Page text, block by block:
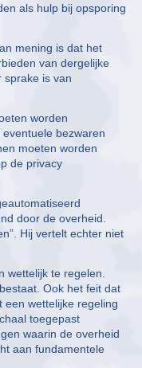
als hulp bij opsporing
mening is dat het
van dergelijke
sprake is van
worden
bezwaren
moeten worden
de privacy
door de overheid.
Hij vertelt echter niet
wettelijk te regelen.
Ook het feit dat
wettelijke regeling
toegepast
waarin de overheid
aan fundamentele